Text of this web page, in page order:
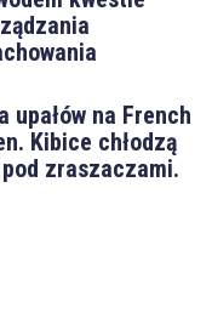
upałów na French
Kibice chłodzą
zraszaczami.